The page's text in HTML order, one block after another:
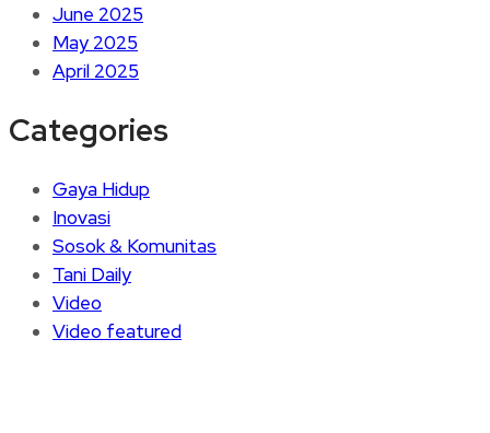
June 2025
May 2025
April 2025
Categories
Gaya Hidup
Inovasi
Sosok & Komunitas
Tani Daily
Video
Video featured